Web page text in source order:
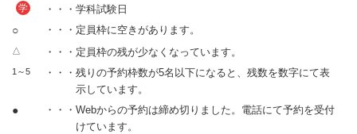
学 ・・・学科試験日
○ ・・・定員枠に空きがあります。
△ ・・・定員枠の残が少なくなっています。
1～5
・・・残りの予約枠数が5名以下になると、残数を数字にて表
示しています。
●
・・・Webからの予約は締め切りました。電話にて予約を受付
けています。